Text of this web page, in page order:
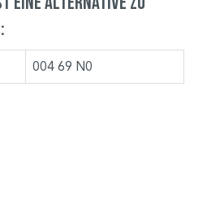
004 69 N0